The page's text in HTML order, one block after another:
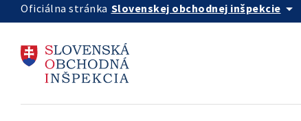
Oficiálna stránka Slovenskej obchodnej inšpekciearrow_drop_down